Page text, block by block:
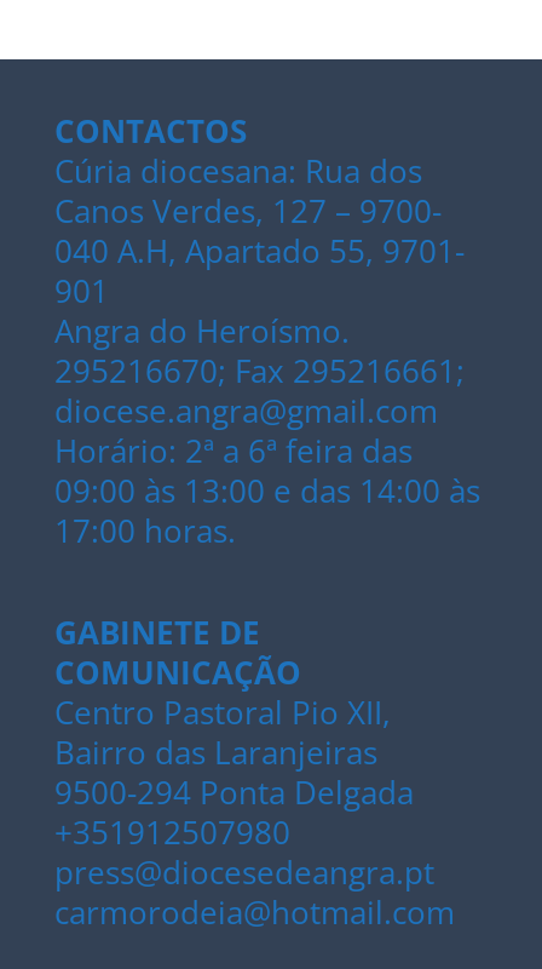
CONTACTOS
Cúria diocesana: Rua dos
Canos Verdes, 127 – 9700-
040 A.H, Apartado 55, 9701-
901
Angra do Heroísmo.
295216670; Fax 295216661;
diocese.angra@gmail.com
Horário: 2ª a 6ª feira das
09:00 às 13:00 e das 14:00 às
17:00 horas.
GABINETE DE
COMUNICAÇÃO
Centro Pastoral Pio XII,
Bairro das Laranjeiras
9500-294 Ponta Delgada
+351912507980
press@diocesedeangra.pt
carmorodeia@hotmail.com